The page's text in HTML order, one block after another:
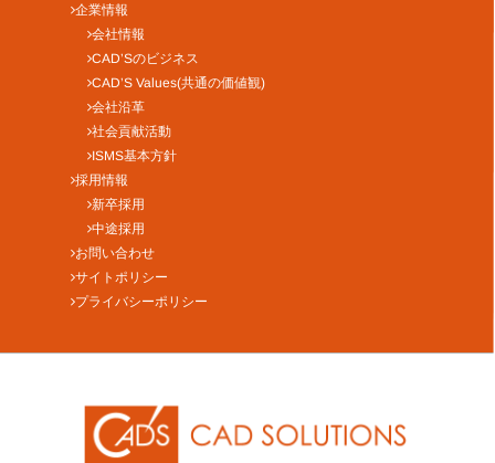
企業情報
会社情報
CAD’Sのビジネス
CAD’S Values(共通の価値観)
会社沿革
社会貢献活動
ISMS基本方針
採用情報
新卒採用
中途採用
お問い合わせ
サイトポリシー
プライバシーポリシー